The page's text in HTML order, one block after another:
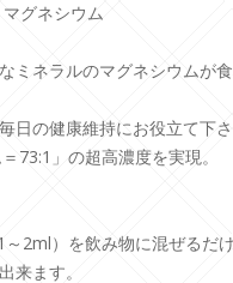
グネシウム
ミネラルのマグネシウムが
日の健康維持にお役立て下さ
73:1」の超高濃度を実現。
2ml）を飲み物に混ぜるだ
来ます。